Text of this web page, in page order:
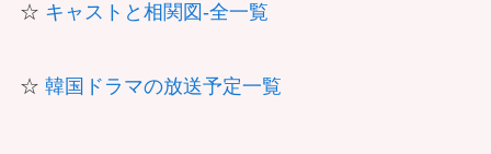
☆ キャストと相関図-全一覧
☆ 韓国ドラマの放送予定一覧